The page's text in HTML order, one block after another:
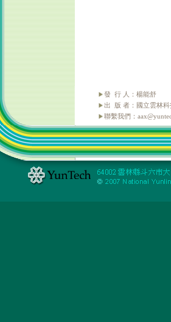
發 行 人：楊能舒
出 版 者：國立雲林科
聯繫我們：